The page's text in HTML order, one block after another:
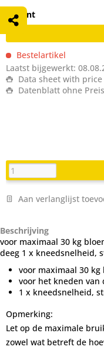
Variant
Bestelartikel
Laatst bijgewerkt:
Data sheet with
Datenblatt ohne
Aan verlanglijst
Beschrijving
voor maximaal 30 kg
deeg 1 x kneedsnelheid,
voor maximaal 30
voor het kneden van
1 x kneedsnelheid,
Opmerking:
Let op de maximale
zowel wat betreft de